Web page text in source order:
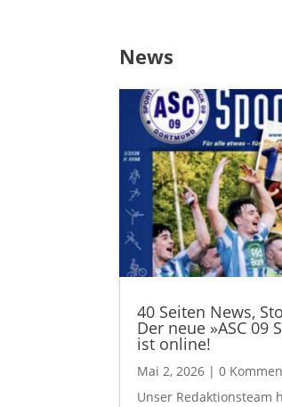
News
40 Seiten News,
Der neue »ASC 09
ist online!
Mai 2, 2026 | 0
Unser Redaktionsteam